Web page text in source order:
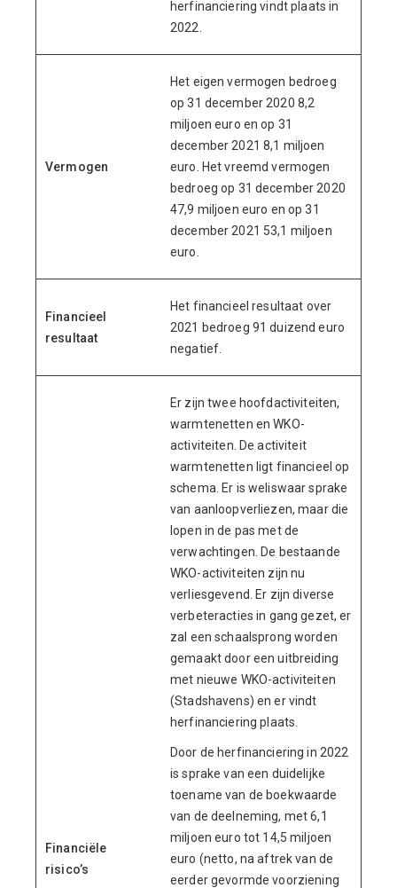
herfinanciering vindt plaats in
2022.
Vermogen
Het eigen vermogen bedroeg
op 31 december 2020 8,2
miljoen euro en op 31
december 2021 8,1 miljoen
euro. Het vreemd vermogen
bedroeg op 31 december 2020
47,9 miljoen euro en op 31
december 2021 53,1 miljoen
euro.
Financieel
resultaat
Het financieel resultaat over
2021 bedroeg 91 duizend euro
negatief.
Financiële
risico’s
Er zijn twee hoofdactiviteiten,
warmtenetten en WKO-
activiteiten. De activiteit
warmtenetten ligt financieel op
schema. Er is weliswaar sprake
van aanloopverliezen, maar die
lopen in de pas met de
verwachtingen. De bestaande
WKO-activiteiten zijn nu
verliesgevend. Er zijn diverse
verbeteracties in gang gezet, er
zal een schaalsprong worden
gemaakt door een uitbreiding
met nieuwe WKO-activiteiten
(Stadshavens) en er vindt
herfinanciering plaats.
Door de herfinanciering in 2022
is sprake van een duidelijke
toename van de boekwaarde
van de deelneming, met 6,1
miljoen euro tot 14,5 miljoen
euro (netto, na aftrek van de
eerder gevormde voorziening